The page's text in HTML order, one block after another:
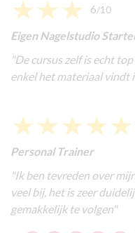
6/10
Eigen Nagelstudio
"De cursus zelf is echt
enkel het materiaal vindt
Personal Trainer
"Ik ben tevreden over
veel bij, het is zeer
gemakkelijk te volgen"